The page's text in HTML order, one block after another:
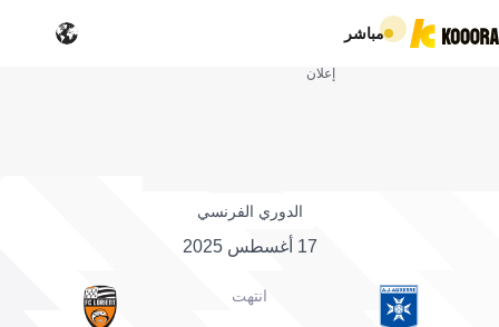
مباشر
إعلان
الدوري الفرنسي
17 أغسطس 2025
انتهت